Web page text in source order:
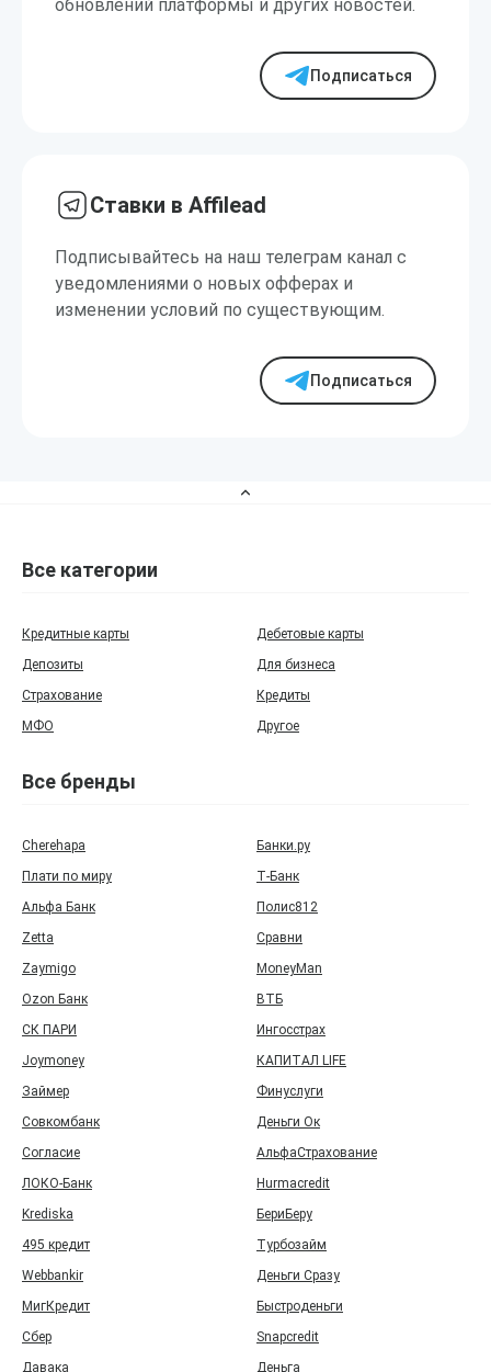
обновлений платформы и других новостей.
Подписаться
Ставки в Affilead
Подписывайтесь на наш телеграм канал с
уведомлениями о новых офферах и
изменении условий по существующим.
Подписаться
Все категории
Кредитные карты
Дебетовые карты
Депозиты
Для бизнеса
Страхование
Кредиты
МФО
Другое
Все бренды
Cherehapa
Банки.ру
Плати по миру
Т‑Банк
Альфа Банк
Полис812
Zetta
Сравни
Zaymigo
MoneyMan
Ozon Банк
ВТБ
СК ПАРИ
Ингосстрах
Joymoney
КАПИТАЛ LIFE
Займер
Финуслуги
Совкомбанк
Деньги Ок
Согласие
АльфаСтрахование
ЛОКО-Банк
Hurmacredit
Krediska
БериБеру
495 кредит
Турбозайм
Webbankir
Деньги Сразу
МигКредит
Быстроденьги
Сбер
Snapcredit
Давака
Деньга